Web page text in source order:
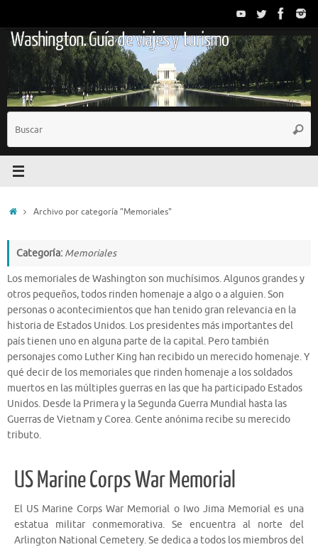
contenido
Washington. Guía de viajes y turismo
InicioArchivo por categoría "Memoriales"
Categoría: Memoriales
Los memoriales de Washington son muchísimos. Algunos grandes y
otros pequeños, todos rinden homenaje a algo o a alguien. Son
personas o acontecimientos que han tenido gran relevancia en la
historia de Estados Unidos. Los presidentes más importantes del
país tienen uno en alguna parte de la capital. Pero también
personajes como Luther King han recibido un merecido homenaje. Y
qué decir de los memoriales que rinden homenaje a los soldados
muertos en las múltiples guerras en las que ha participado Estados
Unidos. Desde la Primera y la Segunda Guerra Mundial hasta las
Guerras de Vietnam y Corea. Gente anónima recibe su merecido
tributo.
US Marine Corps War Memorial
El US Marine Corps War Memorial o Iwo Jima Memorial es una
estatua militar conmemorativa. Se encuentra al norte del
Arlington National Cemetery. Se dedica a todos los miembros del